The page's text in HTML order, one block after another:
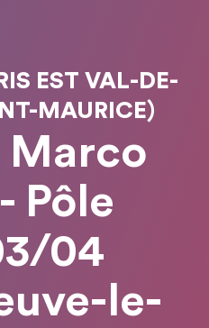
EST VAL-DE-
MAURICE)
Marco
Pôle
04
le-